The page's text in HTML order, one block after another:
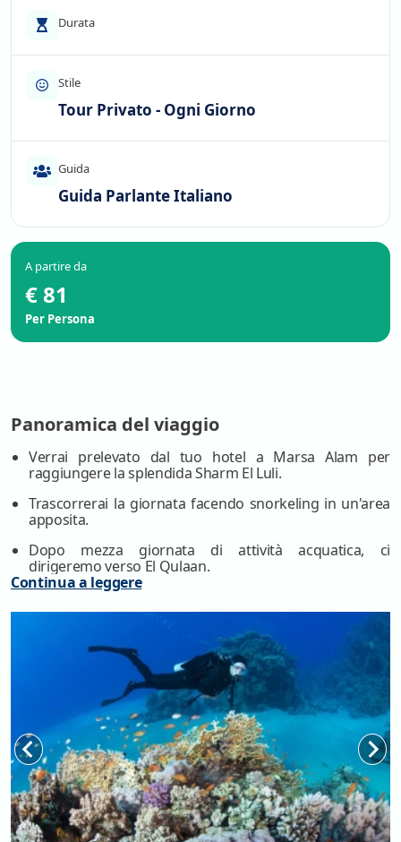
Durata
Stile
Tour Privato - Ogni Giorno
Guida
Guida Parlante Italiano
A partire da
€ 81
Per Persona
Panoramica del viaggio
Verrai prelevato dal tuo hotel a Marsa Alam per
raggiungere la splendida Sharm El Luli.
Trascorrerai la giornata facendo snorkeling in un'area
apposita.
Dopo mezza giornata di attività acquatica, ci
dirigeremo verso El Qulaan.
Questo luogo è davvero fantastico per rilassarsi e fare
una nuotata nel lago, l'acqua è estremamente calda ed
è perfetta per chi soffre di dolori reumatici.
Puoi camminare nell'acqua bassa fino a raggiungere il
grande albero di mangrovie, oltre il quale si trova uno
straordinario mare aperto.
Puoi gustare un autentico caffè beduino nella tenda
vicino alla spiaggia del lago e rilassarti per un po'.
Pranzo, ti aspetta una deliziosa esperienza culinaria
nella tenda all'ingresso di Qullan.
Fine della tuaSharm El Luli Snorkeling ed ElQulaan a
Marsa Alam Escursione.
Continua a leggere